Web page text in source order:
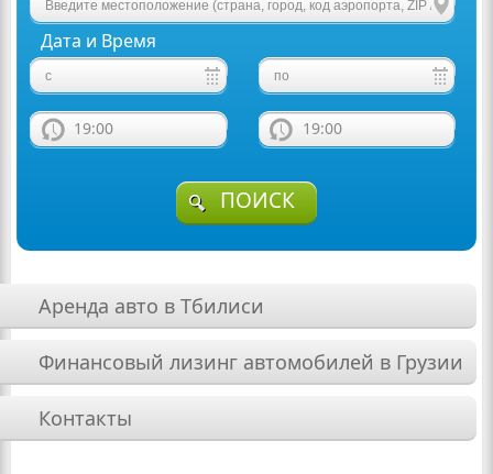
Дата и Время
19:00 19:00
ПОИСК
Аренда авто в Тбилиси
Финансовый лизинг автомобилей в Грузии
Контакты